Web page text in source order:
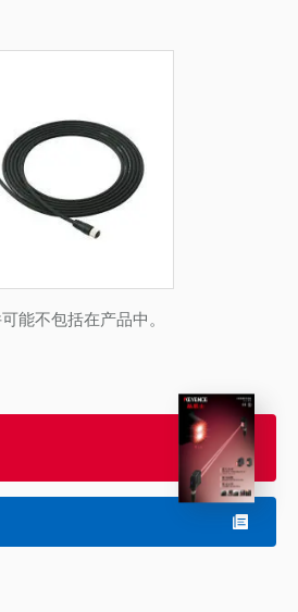
能不包括在产品中。